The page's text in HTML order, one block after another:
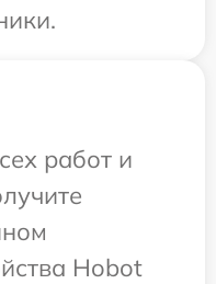
работ и
Hobot